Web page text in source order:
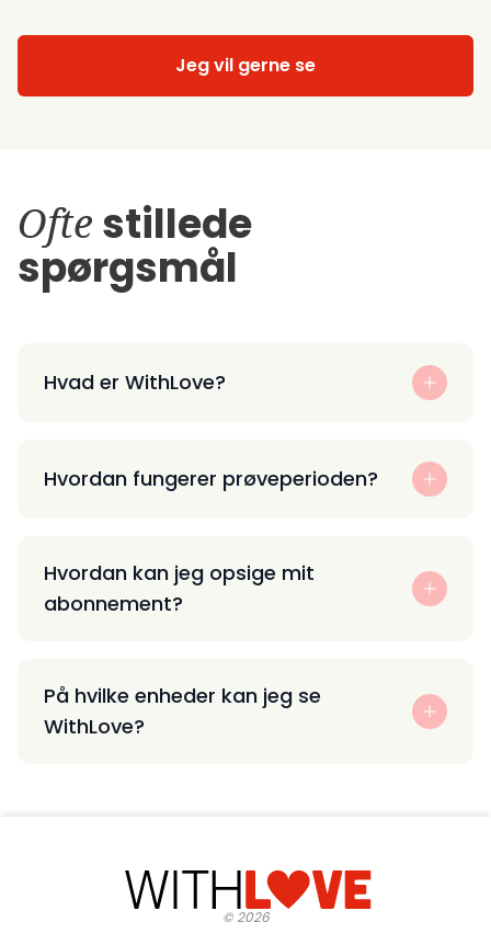
Jeg vil gerne se
Ofte stillede
spørgsmål
Hvad er WithLove?
Hvordan fungerer prøveperioden?
Hvordan kan jeg opsige mit
abonnement?
På hvilke enheder kan jeg se
WithLove?
©2026